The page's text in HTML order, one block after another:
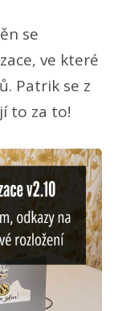
se
ve které
Patrik se z
to za to!